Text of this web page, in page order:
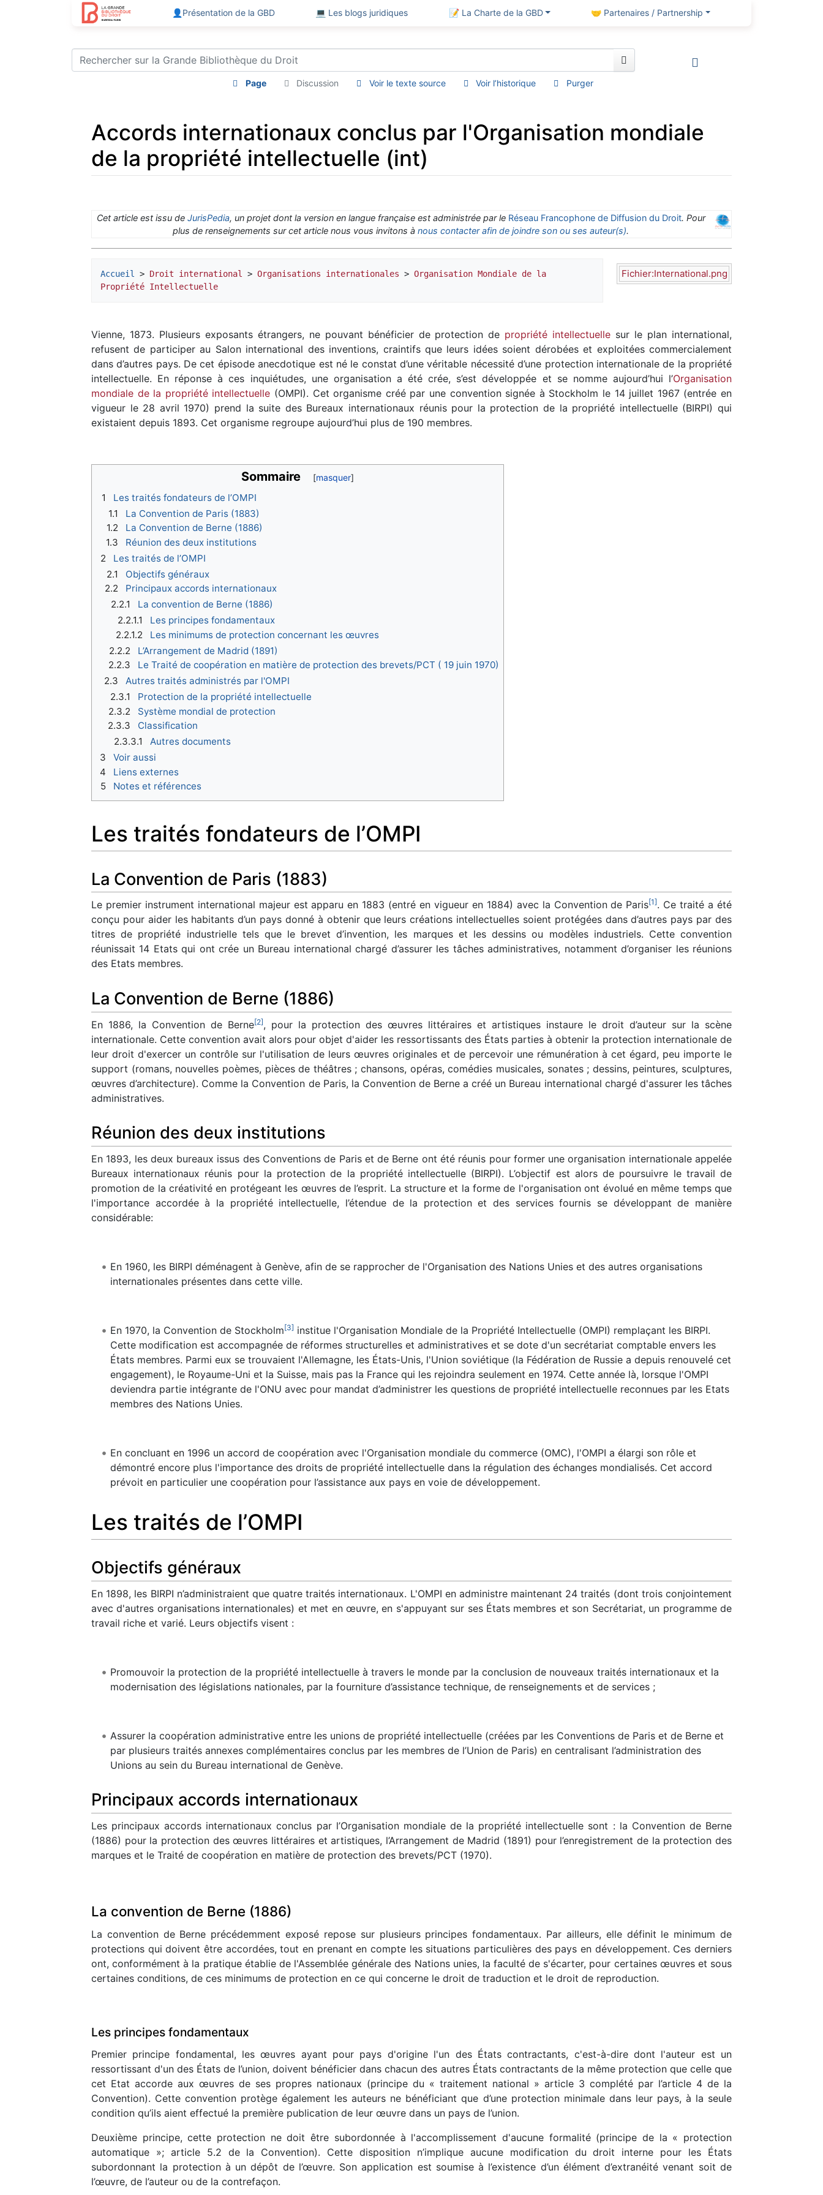
👤Présentation de la GBD 💻 Les blogs juridiques 📝 La Charte de la GBD 🤝 Partenaires / Partnership
Page Discussion Voir le texte source Voir l’historique Purger
Accords internationaux conclus par l'Organisation mondiale
de la propriété intellectuelle (int)
Cet article est issu de JurisPedia, un projet dont la version en langue française est administrée par le Réseau Francophone de Diffusion du Droit. Pour
plus de renseignements sur cet article nous vous invitons à nous contacter afin de joindre son ou ses auteur(s).
Fichier:International.png
Accueil > Droit international > Organisations internationales > Organisation Mondiale de la
Propriété Intellectuelle
Vienne, 1873. Plusieurs exposants étrangers, ne pouvant bénéficier de protection de propriété intellectuelle sur le plan international,
refusent de participer au Salon international des inventions, craintifs que leurs idées soient dérobées et exploitées commercialement
dans d’autres pays. De cet épisode anecdotique est né le constat d’une véritable nécessité d’une protection internationale de la propriété
intellectuelle. En réponse à ces inquiétudes, une organisation a été crée, s’est développée et se nomme aujourd’hui l’Organisation
mondiale de la propriété intellectuelle (OMPI). Cet organisme créé par une convention signée à Stockholm le 14 juillet 1967 (entrée en
vigueur le 28 avril 1970) prend la suite des Bureaux internationaux réunis pour la protection de la propriété intellectuelle (BIRPI) qui
existaient depuis 1893. Cet organisme regroupe aujourd’hui plus de 190 membres.
Sommaire
1
Les traités fondateurs de l’OMPI
1.1
La Convention de Paris (1883)
1.2
La Convention de Berne (1886)
1.3
Réunion des deux institutions
2
Les traités de l’OMPI
2.1
Objectifs généraux
2.2
Principaux accords internationaux
2.2.1
La convention de Berne (1886)
2.2.1.1
Les principes fondamentaux
2.2.1.2
Les minimums de protection concernant les œuvres
2.2.2
L’Arrangement de Madrid (1891)
2.2.3
Le Traité de coopération en matière de protection des brevets/PCT ( 19 juin 1970)
2.3
Autres traités administrés par l'OMPI
2.3.1
Protection de la propriété intellectuelle
2.3.2
Système mondial de protection
2.3.3
Classification
2.3.3.1
Autres documents
3
Voir aussi
4
Liens externes
5
Notes et références
Les traités fondateurs de l’OMPI
La Convention de Paris (1883)
Le premier instrument international majeur est apparu en 1883 (entré en vigueur en 1884) avec la Convention de Paris[1]. Ce traité a été
conçu pour aider les habitants d’un pays donné à obtenir que leurs créations intellectuelles soient protégées dans d’autres pays par des
titres de propriété industrielle tels que le brevet d’invention, les marques et les dessins ou modèles industriels. Cette convention
réunissait 14 Etats qui ont crée un Bureau international chargé d’assurer les tâches administratives, notamment d’organiser les réunions
des Etats membres.
La Convention de Berne (1886)
En 1886, la Convention de Berne[2], pour la protection des œuvres littéraires et artistiques instaure le droit d’auteur sur la scène
internationale. Cette convention avait alors pour objet d'aider les ressortissants des États parties à obtenir la protection internationale de
leur droit d'exercer un contrôle sur l'utilisation de leurs œuvres originales et de percevoir une rémunération à cet égard, peu importe le
support (romans, nouvelles poèmes, pièces de théâtres ; chansons, opéras, comédies musicales, sonates ; dessins, peintures, sculptures,
œuvres d’architecture). Comme la Convention de Paris, la Convention de Berne a créé un Bureau international chargé d'assurer les tâches
administratives.
Réunion des deux institutions
En 1893, les deux bureaux issus des Conventions de Paris et de Berne ont été réunis pour former une organisation internationale appelée
Bureaux internationaux réunis pour la protection de la propriété intellectuelle (BIRPI). L’objectif est alors de poursuivre le travail de
promotion de la créativité en protégeant les œuvres de l’esprit. La structure et la forme de l'organisation ont évolué en même temps que
l'importance accordée à la propriété intellectuelle, l’étendue de la protection et des services fournis se développant de manière
considérable:
En 1960, les BIRPI déménagent à Genève, afin de se rapprocher de l'Organisation des Nations Unies et des autres organisations
internationales présentes dans cette ville.
En 1970, la Convention de Stockholm[3] institue l'Organisation Mondiale de la Propriété Intellectuelle (OMPI) remplaçant les BIRPI.
Cette modification est accompagnée de réformes structurelles et administratives et se dote d'un secrétariat comptable envers les
États membres. Parmi eux se trouvaient l'Allemagne, les États-Unis, l'Union soviétique (la Fédération de Russie a depuis renouvelé cet
engagement), le Royaume-Uni et la Suisse, mais pas la France qui les rejoindra seulement en 1974. Cette année là, lorsque l'OMPI
deviendra partie intégrante de l'ONU avec pour mandat d’administrer les questions de propriété intellectuelle reconnues par les Etats
membres des Nations Unies.
En concluant en 1996 un accord de coopération avec l'Organisation mondiale du commerce (OMC), l'OMPI a élargi son rôle et
démontré encore plus l'importance des droits de propriété intellectuelle dans la régulation des échanges mondialisés. Cet accord
prévoit en particulier une coopération pour l’assistance aux pays en voie de développement.
Les traités de l’OMPI
Objectifs généraux
En 1898, les BIRPI n’administraient que quatre traités internationaux. L'OMPI en administre maintenant 24 traités (dont trois conjointement
avec d'autres organisations internationales) et met en œuvre, en s'appuyant sur ses États membres et son Secrétariat, un programme de
travail riche et varié. Leurs objectifs visent :
Promouvoir la protection de la propriété intellectuelle à travers le monde par la conclusion de nouveaux traités internationaux et la
modernisation des législations nationales, par la fourniture d’assistance technique, de renseignements et de services ;
Assurer la coopération administrative entre les unions de propriété intellectuelle (créées par les Conventions de Paris et de Berne et
par plusieurs traités annexes complémentaires conclus par les membres de l’Union de Paris) en centralisant l’administration des
Unions au sein du Bureau international de Genève.
Principaux accords internationaux
Les principaux accords internationaux conclus par l’Organisation mondiale de la propriété intellectuelle sont : la Convention de Berne
(1886) pour la protection des œuvres littéraires et artistiques, l’Arrangement de Madrid (1891) pour l’enregistrement de la protection des
marques et le Traité de coopération en matière de protection des brevets/PCT (1970).
La convention de Berne (1886)
La convention de Berne précédemment exposé repose sur plusieurs principes fondamentaux. Par ailleurs, elle définit le minimum de
protections qui doivent être accordées, tout en prenant en compte les situations particulières des pays en développement. Ces derniers
ont, conformément à la pratique établie de l'Assemblée générale des Nations unies, la faculté de s'écarter, pour certaines œuvres et sous
certaines conditions, de ces minimums de protection en ce qui concerne le droit de traduction et le droit de reproduction.
Les principes fondamentaux
Premier principe fondamental, les œuvres ayant pour pays d'origine l'un des États contractants, c'est-à-dire dont l'auteur est un
ressortissant d'un des États de l’union, doivent bénéficier dans chacun des autres États contractants de la même protection que celle que
cet Etat accorde aux œuvres de ses propres nationaux (principe du « traitement national » article 3 complété par l’article 4 de la
Convention). Cette convention protège également les auteurs ne bénéficiant que d’une protection minimale dans leur pays, à la seule
condition qu’ils aient effectué la première publication de leur œuvre dans un pays de l’union.
Deuxième principe, cette protection ne doit être subordonnée à l'accomplissement d'aucune formalité (principe de la « protection
automatique »; article 5.2 de la Convention). Cette disposition n’implique aucune modification du droit interne pour les États
subordonnant la protection à un dépôt de l’œuvre. Son application est soumise à l’existence d’un élément d’extranéité venant soit de
l’œuvre, de l’auteur ou de la contrefaçon.